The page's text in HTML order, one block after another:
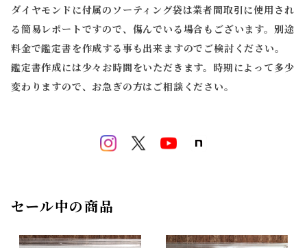
ダイヤモンドに付属のソーティング袋は業者間取引に使用され
る簡易レポートですので、傷んでいる場合もございます。別途
料金で鑑定書を作成する事も出来ますのでご検討ください。
鑑定書作成には少々お時間をいただきます。時期によって多少
変わりますので、お急ぎの方はご相談ください。
セール中の商品